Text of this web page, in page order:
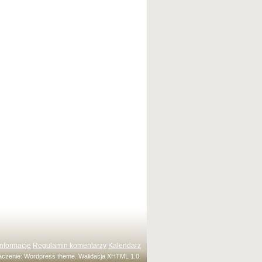
Regulamin komentarzy Kalendarz
Wordpress theme. WalidacjaXHTML 1.0.